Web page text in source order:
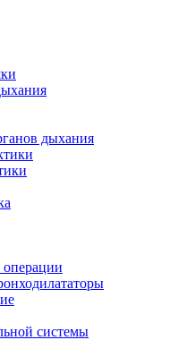
дыхания
операции
системы